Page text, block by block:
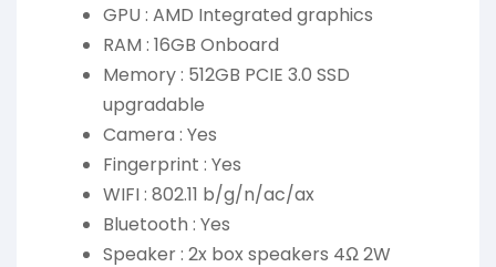
GPU : AMD Integrated graphics
RAM : 16GB Onboard
Memory : 512GB PCIE 3.0 SSD
upgradable
Camera : Yes
Fingerprint : Yes
WIFI : 802.11 b/g/n/ac/ax
Bluetooth : Yes
Speaker : 2x box speakers 4Ω 2W